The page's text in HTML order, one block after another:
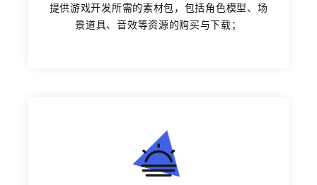
提供游戏开发所需的素材包，包括角色模型、场
景道具、音效等资源的购买与下载；